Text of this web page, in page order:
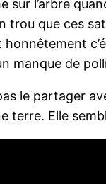
sur l’arbre
trou que ces
honnêtement
manque de
le partager
terre. Elle